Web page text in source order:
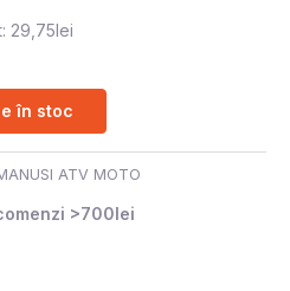
29,75lei
în stoc
ATV MOTO
>700lei